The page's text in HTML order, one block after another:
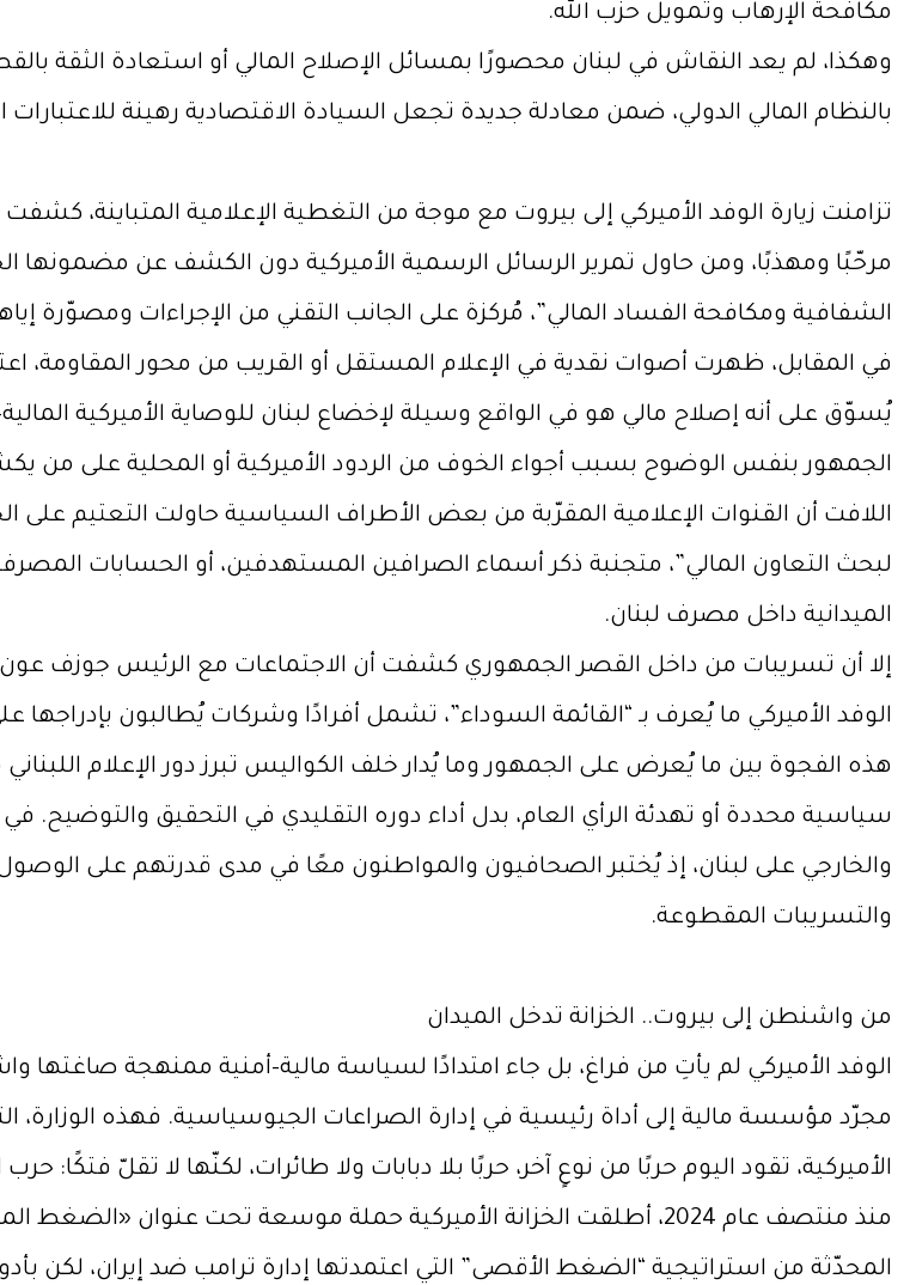
مكافحة الإرهاب وتمويل حزب الله.
وهكذا، لم يعد النقاش في لبنان محصورًا بمسائل الإصلاح المالي أو استعادة الثقة
بالنظام المالي الدولي، ضمن معادلة جديدة تجعل السيادة الاقتصادية رهينة للاعتبارات
تزامنت زيارة الوفد الأميركي إلى بيروت مع موجة من التغطية الإعلامية المتباينة،
مرحّبًا ومهذبًا، ومن حاول تمرير الرسائل الرسمية الأميركية دون الكشف عن
الشفافية ومكافحة الفساد المالي”، مُركزة على الجانب التقني من الإجراءات ومصوّرة
في المقابل، ظهرت أصوات نقدية في الإعلام المستقل أو القريب من محور المقاومة،
يُسوّق على أنه إصلاح مالي هو في الواقع وسيلة لإخضاع لبنان للوصاية الأميركية
الجمهور بنفس الوضوح بسبب أجواء الخوف من الردود الأميركية أو المحلية على من
اللافت أن القنوات الإعلامية المقرّبة من بعض الأطراف السياسية حاولت التعتيم على
لبحث التعاون المالي”، متجنبة ذكر أسماء الصرافين المستهدفين، أو الحسابات
الميدانية داخل مصرف لبنان.
إلا أن تسريبات من داخل القصر الجمهوري كشفت أن الاجتماعات مع الرئيس جوزف عون
الوفد الأميركي ما يُعرف بـ “القائمة السوداء”، تشمل أفرادًا وشركات يُطالبون بإدراجها
هذه الفجوة بين ما يُعرض على الجمهور وما يُدار خلف الكواليس تبرز دور الإعلام
سياسية محددة أو تهدئة الرأي العام، بدل أداء دوره التقليدي في التحقيق والتوضيح.
والخارجي على لبنان، إذ يُختبر الصحافيون والمواطنون معًا في مدى قدرتهم على
والتسريبات المقطوعة.
من واشنطن إلى بيروت.. الخزانة تدخل الميدان
الوفد الأميركي لم يأتِ من فراغ، بل جاء امتدادًا لسياسة مالية–أمنية ممنهجة صاغتها
مجرّد مؤسسة مالية إلى أداة رئيسية في إدارة الصراعات الجيوسياسية. فهذه الوزارة،
الأميركية، تقود اليوم حربًا من نوعٍ آخر، حربًا بلا دبابات ولا طائرات، لكنّها لا تقلّ فتكًا:
المحدّثة من استراتيجية “الضغط الأقصى” التي اعتمدتها إدارة ترامب ضد إيران،